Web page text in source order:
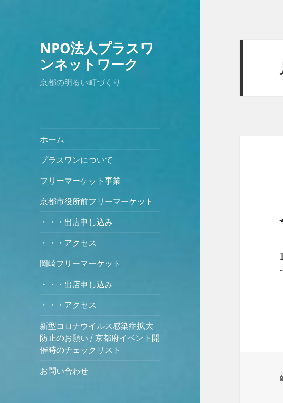
NPO法人プラスワ
ンネットワーク
京都の明るい町づくり
ホーム
プラスワンについて
フリーマーケット事業
京都市役所前フリーマーケット
・・・出店申し込み
・・・アクセス
岡崎フリーマーケット
・・・出店申し込み
・・・アクセス
新型コロナウイルス感染症拡大
防止のお願い / 京都府イベント開
催時のチェックリスト
お問い合わせ